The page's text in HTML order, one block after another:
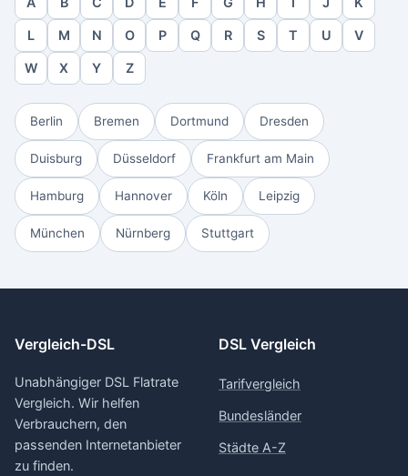
L M N O P Q R S T U V
W X Y Z
Berlin Bremen Dortmund Dresden
Duisburg Düsseldorf Frankfurt am Main
Hamburg Hannover Köln Leipzig
München Nürnberg Stuttgart
Vergleich-DSL
Unabhängiger DSL Flatrate
Vergleich. Wir helfen
Verbrauchern, den
passenden Internetanbieter
zu finden.
DSL Vergleich
Tarifvergleich
Bundesländer
Städte A-Z